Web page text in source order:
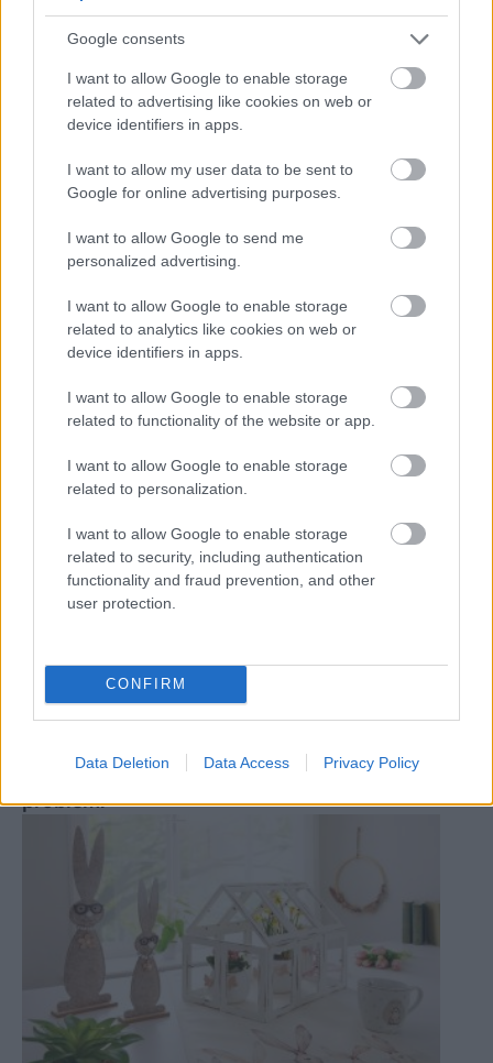
Google consents
I want to allow Google to enable storage
related to advertising like cookies on web or
device identifiers in apps.
I want to allow my user data to be sent to
Google for online advertising purposes.
I want to allow Google to send me
personalized advertising.
I want to allow Google to enable storage
related to analytics like cookies on web or
device identifiers in apps.
I want to allow Google to enable storage
related to functionality of the website or app.
I want to allow Google to enable storage
related to personalization.
I want to allow Google to enable storage
related to security, including authentication
functionality and fraud prevention, and other
user protection.
CONFIRM
Data Deletion Data Access Privacy Policy
K bytu ladili aj škáry v obklade. Majitelia
zbúrali stereotyp, bývanie vyzerá ako z
filmu svojského režiséra
Obraz na mieru vášho interiéru? Žiadny
problém!